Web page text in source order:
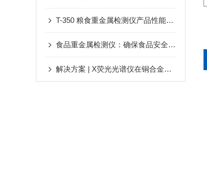
T-350 粮食重金属检测仪产品性能介绍
食品重金属检测仪：确保食品安全的关键工具
解决方案 | X荧光光谱仪在铜合金检测中的应用